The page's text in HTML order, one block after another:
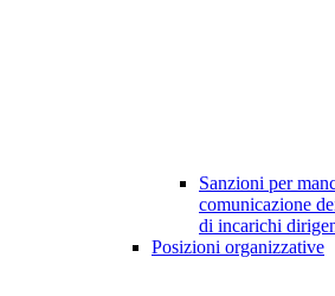
Sanzioni per
comunicazione
di incarichi
Posizioni organizzative